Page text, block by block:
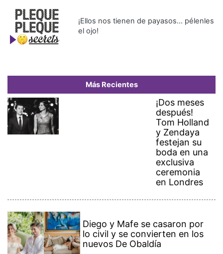
¡Ellos nos tienen de payasos… pélenles
el ojo!
Más Recientes
¡Dos meses
después!
Tom Holland
y Zendaya
festejan su
boda en una
exclusiva
ceremonia
en Londres
Diego y Mafe se casaron por
lo civil y se convierten en los
nuevos De Obaldía